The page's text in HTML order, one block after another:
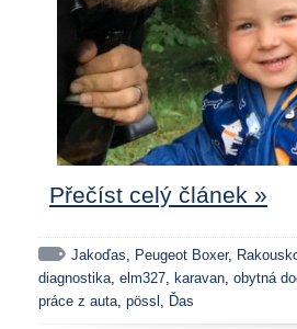
Přečíst celý článek »
Jakoďas Peugeot Boxer,
diagnostika elm327 karavan obytná
práce z auta pössl Ďas